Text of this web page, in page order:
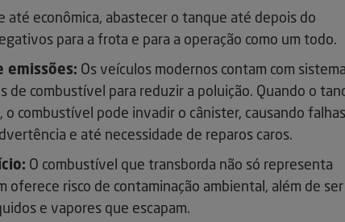
até econômica, abastecer o tanque até depois do
para a frota e para a operação como um todo.
emissões: Os veículos modernos contam com
de combustível para reduzir a poluição. Quando o
combustível pode invadir o cânister, causando
e até necessidade de reparos caros.
O combustível que transborda não só representa
oferece risco de contaminação ambiental, além de ser
e vapores que escapam.